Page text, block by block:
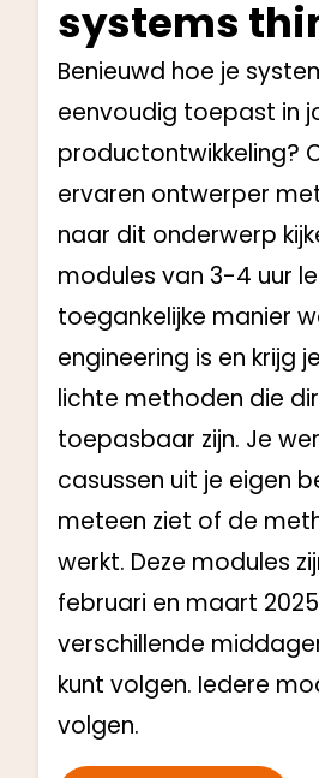
systems
Benieuwd hoe je
eenvoudig toepast in
productontwikkeling?
ervaren ontwerper
naar dit onderwerp
modules van 3-4 uur
toegankelijke manier
engineering is en krijg
lichte methoden die
toepasbaar zijn. Je
casussen uit je eigen
meteen ziet of de
werkt. Deze modules
februari en maart
verschillende
kunt volgen. Iedere
volgen.